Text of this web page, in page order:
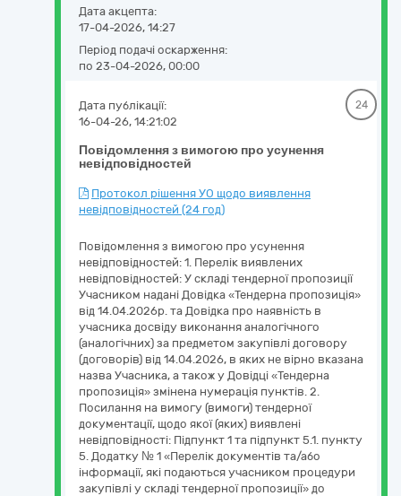
Дата акцепта:
17-04-2026, 14:27
Період подачі оскарження:
по 23-04-2026, 00:00
Повідомлення з вимогою про усунення
невідповідностей
Дата публікації:
16-04-26, 14:21:02
24
Протокол рішення УО щодо виявлення
невідповідностей (24 год)
Повідомлення з вимогою про усунення
невідповідностей: 1. Перелік виявлених
невідповідностей: У складі тендерної пропозиції
Учасником надані Довідка «Тендерна пропозиція»
від 14.04.2026р. та Довідка про наявність в
учасника досвіду виконання аналогічного
(аналогічних) за предметом закупівлі договору
(договорів) від 14.04.2026, в яких не вірно вказана
назва Учасника, а також у Довідці «Тендерна
пропозиція» змінена нумерація пунктів. 2.
Посилання на вимогу (вимоги) тендерної
документації, щодо якої (яких) виявлені
невідповідності: Підпункт 1 та підпункт 5.1. пункту
5. Додатку № 1 «Перелік документів та/або
інформації, які подаються учасником процедури
закупівлі у складі тендерної пропозиції» до